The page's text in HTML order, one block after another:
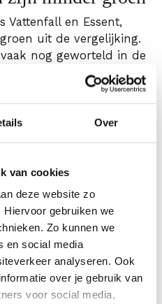
Over
van cookies
deze website zo
gebruiken we
Zo kunnen we
en social media
analyseren. Ook
over je gebruik van
voor social media,
Vattenfall en Essent,
uit de vergelijking.
nog geworteld in de
maar investeren soms
in duurzame energie.
haalt Essent met een